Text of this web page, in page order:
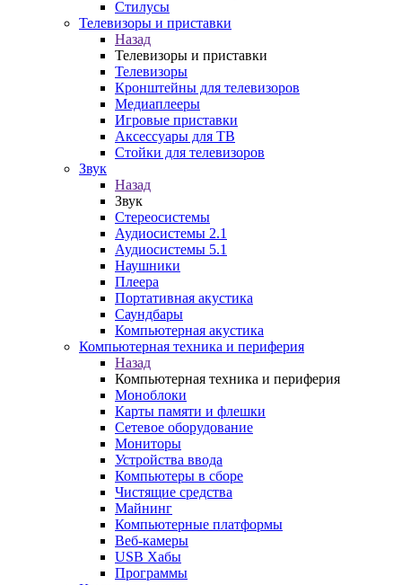
Стилусы
Телевизоры и приставки
Назад
Телевизоры и приставки
Телевизоры
Кронштейны для телевизоров
Медиаплееры
Игровые приставки
Аксессуары для ТВ
Стойки для телевизоров
Звук
Назад
Звук
Стереосистемы
Аудиосистемы 2.1
Аудиосистемы 5.1
Наушники
Плеера
Портативная акустика
Саундбары
Компьютерная акустика
Компьютерная техника и периферия
Назад
Компьютерная техника и периферия
Моноблоки
Карты памяти и флешки
Сетевое оборудование
Мониторы
Устройства ввода
Компьютеры в сборе
Чистящие средства
Майнинг
Компьютерные платформы
Веб-камеры
USB Хабы
Программы